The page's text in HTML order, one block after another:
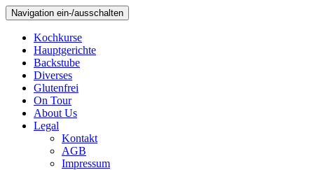
Navigation ein-/ausschalten
Kochkurse
Hauptgerichte
Backstube
Diverses
Glutenfrei
On Tour
About Us
Legal
Kontakt
AGB
Impressum